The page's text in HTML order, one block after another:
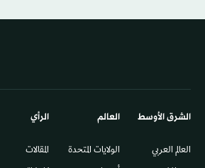
الشرق الأوسط​
العالم العربي
العالم
الولايات المتحدة
الرأي
المقالات